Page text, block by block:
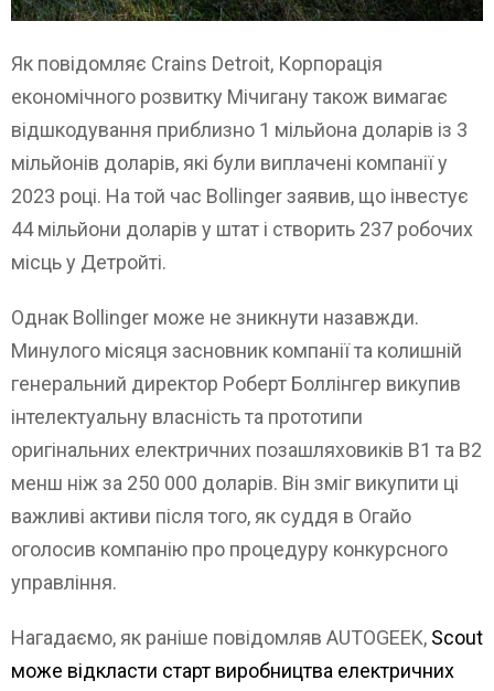
Як повідомляє Crains Detroit, Корпорація
економічного розвитку Мічигану також вимагає
відшкодування приблизно 1 мільйона доларів із 3
мільйонів доларів, які були виплачені компанії у
2023 році. На той час Bollinger заявив, що інвестує
44 мільйони доларів у штат і створить 237 робочих
місць у Детройті.
Однак Bollinger може не зникнути назавжди.
Минулого місяця засновник компанії та колишній
генеральний директор Роберт Боллінгер викупив
інтелектуальну власність та прототипи
оригінальних електричних позашляховиків B1 та B2
менш ніж за 250 000 доларів. Він зміг викупити ці
важливі активи після того, як суддя в Огайо
оголосив компанію про процедуру конкурсного
управління.
Нагадаємо, як раніше повідомляв AUTOGEEK, Scout
може відкласти старт виробництва електричних